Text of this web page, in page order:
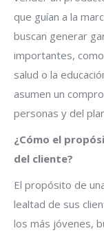
que guían a la
buscan generar
importantes,
salud o la
asumen un
personas y del
¿Cómo el
del cliente?
El propósito de
lealtad de sus
los más jóvenes,